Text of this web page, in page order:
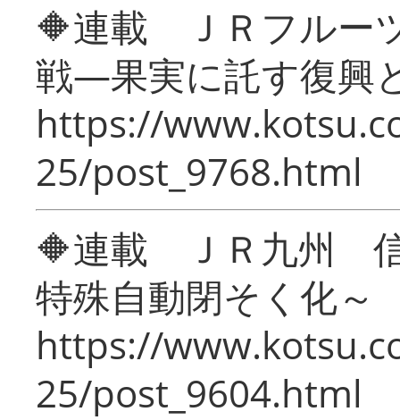
🔶連載 ＪＲフルー
戦―果実に託す復興
https://
25/post_9768.html
🔶連載 ＪＲ九州 信
特殊自動閉そく化～
https://
25/post_9604.html